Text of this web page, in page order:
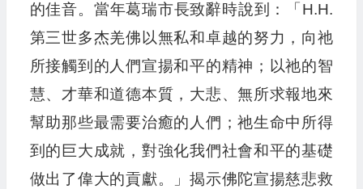
的佳音。當年葛瑞市長致辭時說到：「H.H.
第三世多杰羌佛以無私和卓越的努力，向祂
所接觸到的人們宣揚和平的精神；以祂的智
慧、才華和道德本質，大悲、無所求報地來
幫助那些最需要治癒的人們；祂生命中所得
到的巨大成就，對強化我們社會和平的基礎
做出了偉大的貢獻。」揭示佛陀宣揚慈悲救